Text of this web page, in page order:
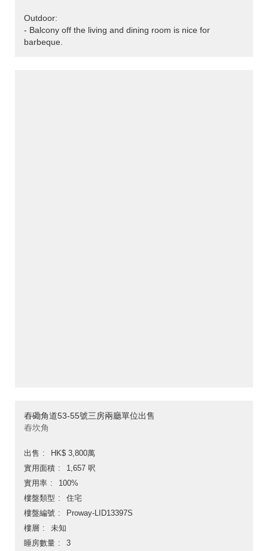
Outdoor:
- Balcony off the living and dining room is nice for
barbeque.
舂磡角道53-55號三房兩廳單位出售
舂坎角
出售
HK$ 3,800萬
實用面積
1,657 呎
實用率
100%
樓盤類型
住宅
樓盤編號
Proway-LID13397S
樓層
未知
睡房數量
3